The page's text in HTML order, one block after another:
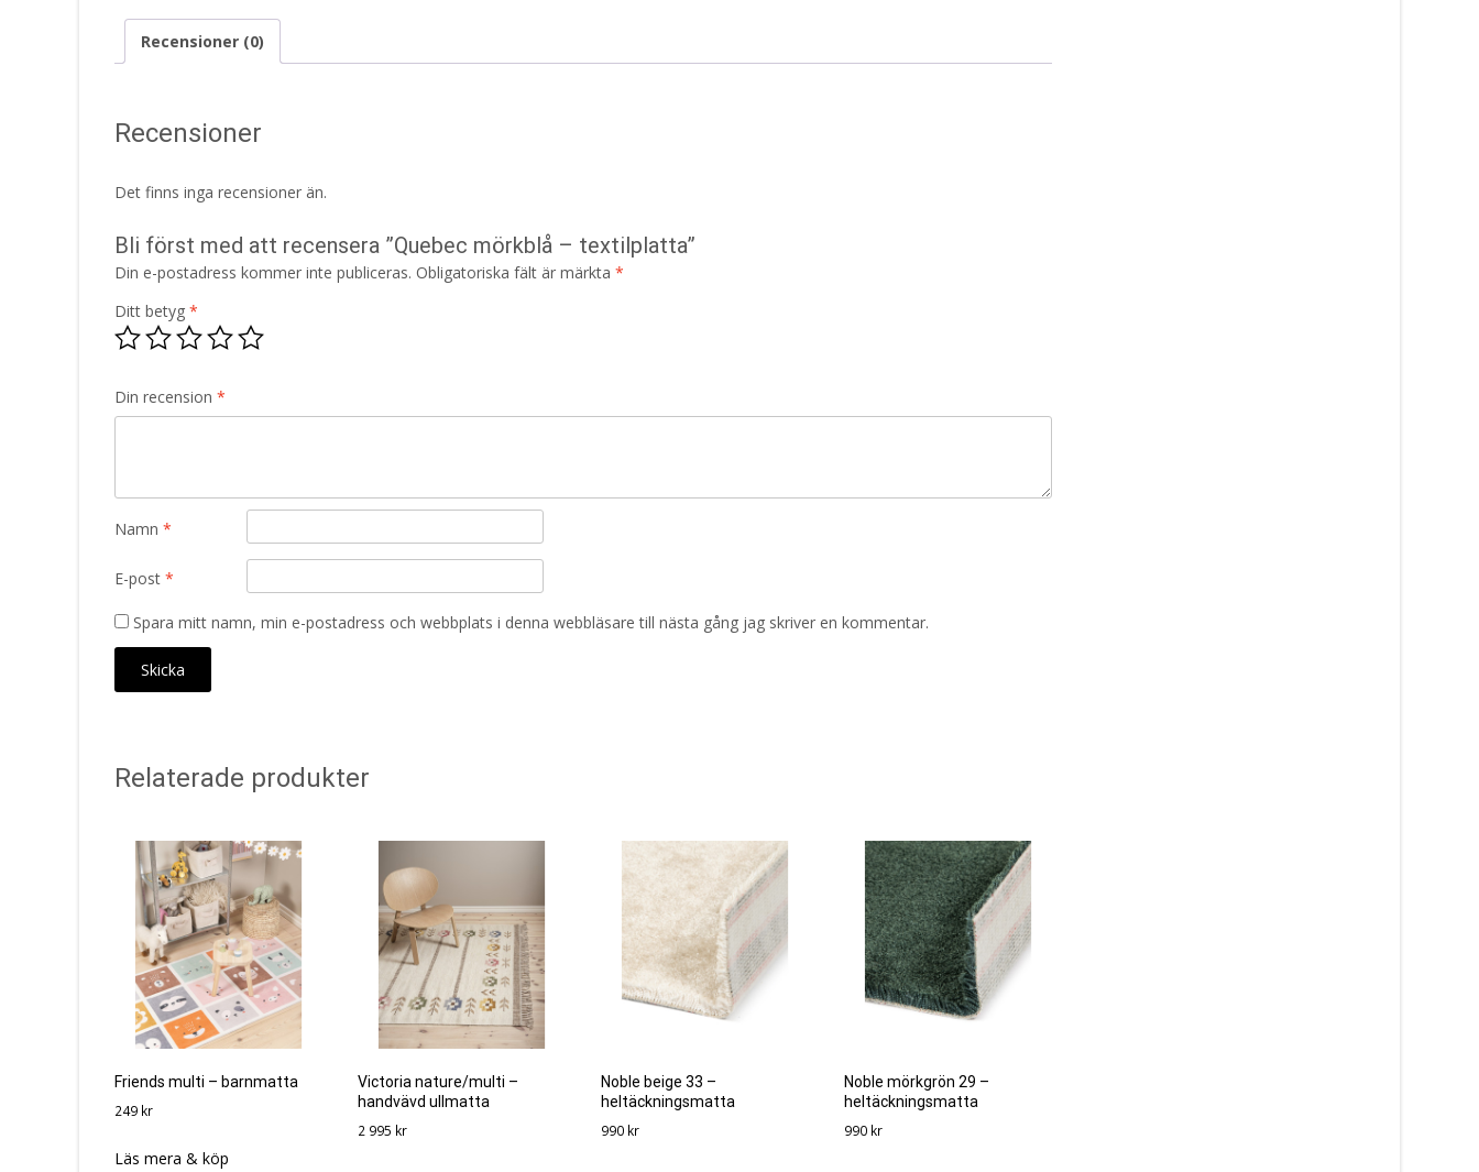
Recensioner (0)
Recensioner
Det finns inga recensioner än.
Bli först med att recensera ”Quebec mörkblå – textilplatta”
Din e-postadress kommer inte publiceras. Obligatoriska fält är märkta *
Ditt betyg *
Din recension *
Namn *
E-post *
Spara mitt namn, min e-postadress och webbplats i denna webbläsare till nästa gång jag skriver en kommentar.
Relaterade produkter
Friends multi – barnmatta
249 kr
Läs mera & köp
Victoria nature/multi –
handvävd ullmatta
2 995 kr
Noble beige 33 –
heltäckningsmatta
990 kr
Noble mörkgrön 29 –
heltäckningsmatta
990 kr